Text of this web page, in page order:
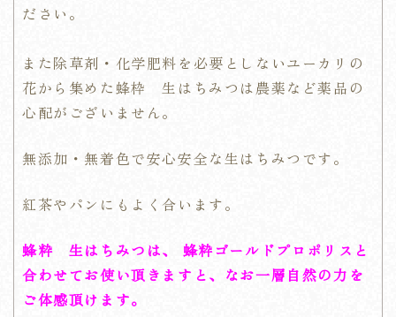
ださい。
また除草剤・化学肥料を必要としないユーカリの
花から集めた蜂枠 生はちみつは農薬など薬品の
心配がございません。
無添加・無着色で安心安全な生はちみつです。
紅茶やパンにもよく合います。
蜂粋 生はちみつは、 蜂粋ゴールドプロポリスと
合わせてお使い頂きますと、なお一層自然の力を
ご体感頂けます。